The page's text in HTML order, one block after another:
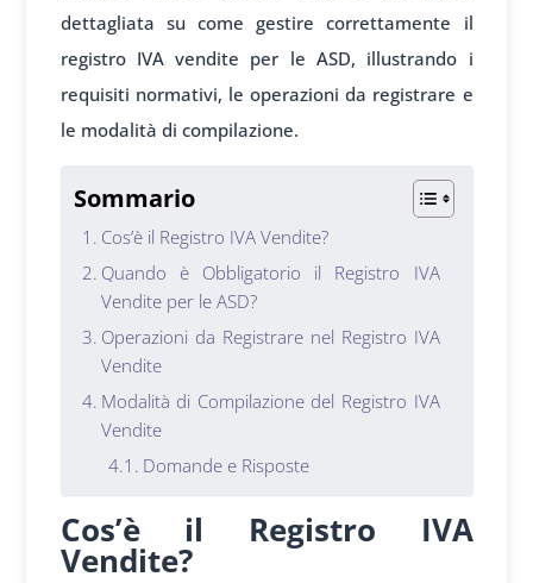
dettagliata su come gestire correttamente il
registro IVA vendite per le ASD, illustrando i
requisiti normativi, le operazioni da registrare e
le modalità di compilazione.
Sommario
Cos’è il Registro IVA Vendite?
Quando è Obbligatorio il Registro IVA
Vendite per le ASD?
Operazioni da Registrare nel Registro IVA
Vendite
Modalità di Compilazione del Registro IVA
Vendite
Domande e Risposte
Cos’è il Registro IVA
Vendite?